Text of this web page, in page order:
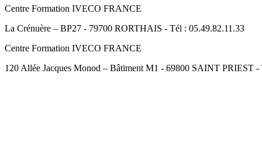
Centre Formation IVECO FRANCE
La Crénuère – BP27 - 79700 RORTHAIS - Tél : 05.49.82.11.33
Centre Formation IVECO FRANCE
120 Allée Jacques Monod – Bâtiment M1 - 69800 SAINT PRIEST